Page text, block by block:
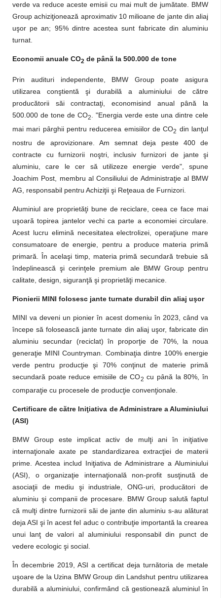
verde va reduce aceste emisii cu mai mult de jumătate. BMW
Group achiziţionează aproximativ 10 milioane de jante din aliaj
uşor pe an; 95% dintre acestea sunt fabricate din aluminiu
turnat.
Economii anuale CO2 de până la 500.000 de tone
Prin audituri independente, BMW Group poate asigura
utilizarea conştientă şi durabilă a aluminiului de către
producătorii săi contractaţi, economisind anual până la
500.000 de tone de CO2
. "Energia verde este una dintre cele
mai mari pârghii pentru reducerea emisiilor de CO2 din lanţul
nostru de aprovizionare. Am semnat deja peste 400 de
contracte cu furnizorii noştri, inclusiv furnizori de jante şi
aluminiu, care le cer să utilizeze energie verde", spune
Joachim Post, membru al Consiliului de Administraţie al BMW
AG, responsabil pentru Achiziţii şi Reţeaua de Furnizori.
Aluminiul are proprietăţi bune de reciclare, ceea ce face mai
uşoară topirea jantelor vechi ca parte a economiei circulare.
Acest lucru elimină necesitatea electrolizei, operaţiune mare
consumatoare de energie, pentru a produce materia primă
primară. În acelaşi timp, materia primă secundară trebuie să
îndeplinească şi cerinţele premium ale BMW Group pentru
calitate, design, siguranţă şi proprietăţi mecanice.
Pionierii MINI folosesc jante turnate durabil din aliaj uşor
MINI va deveni un pionier în acest domeniu în 2023, când va
începe să folosească jante turnate din aliaj uşor, fabricate din
aluminiu secundar (reciclat) în proporţie de 70%, la noua
generaţie MINI Countryman. Combinaţia dintre 100% energie
verde pentru producţie şi 70% conţinut de materie primă
secundară poate reduce emisiile de CO2 cu până la 80%, în
comparaţie cu procesele de producţie convenţionale.
Certificare de către Iniţiativa de Administrare a Aluminiului
(ASI)
BMW Group este implicat activ de mulţi ani în iniţiative
internaţionale axate pe standardizarea extracţiei de materii
prime. Acestea includ Iniţiativa de Administrare a Aluminiului
(ASI), o organizaţie internaţională non-profit susţinută de
asociaţii de mediu şi industriale, ONG-uri, producători de
aluminiu şi companii de procesare. BMW Group salută faptul
că mulţi dintre furnizorii săi de jante din aluminiu s-au alăturat
deja ASI şi în acest fel aduc o contribuţie importantă la crearea
unui lanţ de valori al aluminiului responsabil din punct de
vedere ecologic şi social.
În decembrie 2019, ASI a certificat deja turnătoria de metale
uşoare de la Uzina BMW Group din Landshut pentru utilizarea
durabilă a aluminiului, confirmând că gestionează aluminiul în